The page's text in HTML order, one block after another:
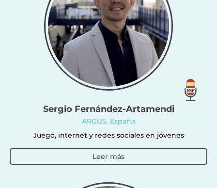
Sergio Fernández-Artamendi
ARGUS. España
Juego, internet y redes sociales en jóvenes
Leer más